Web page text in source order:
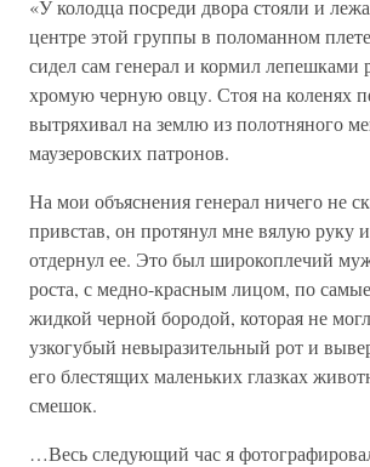
«У колодца посреди двора стояли и
центре этой группы в поломанном
сидел сам генерал и кормил лепешками
хромую черную овцу. Стоя на коленях
вытряхивал на землю из полотняного
маузеровских патронов.
На мои объяснения генерал ничего не
привстав, он протянул мне вялую руку
отдернул ее. Это был широкоплечий
роста, с медно-красным лицом, по
жидкой черной бородой, которая не
узкогубый невыразительный рот и
его блестящих маленьких глазках
смешок.
…Весь следующий час я